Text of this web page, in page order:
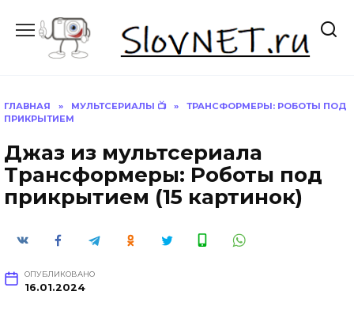
содержанию
ГЛАВНАЯ » МУЛЬТСЕРИАЛЫ 📺 »
ТРАНСФОРМЕРЫ: РОБОТЫ ПОД
ПРИКРЫТИЕМ
Джаз из мультсериала
Трансформеры: Роботы под
прикрытием (15 картинок)
ОПУБЛИКОВАНО
16.01.2024